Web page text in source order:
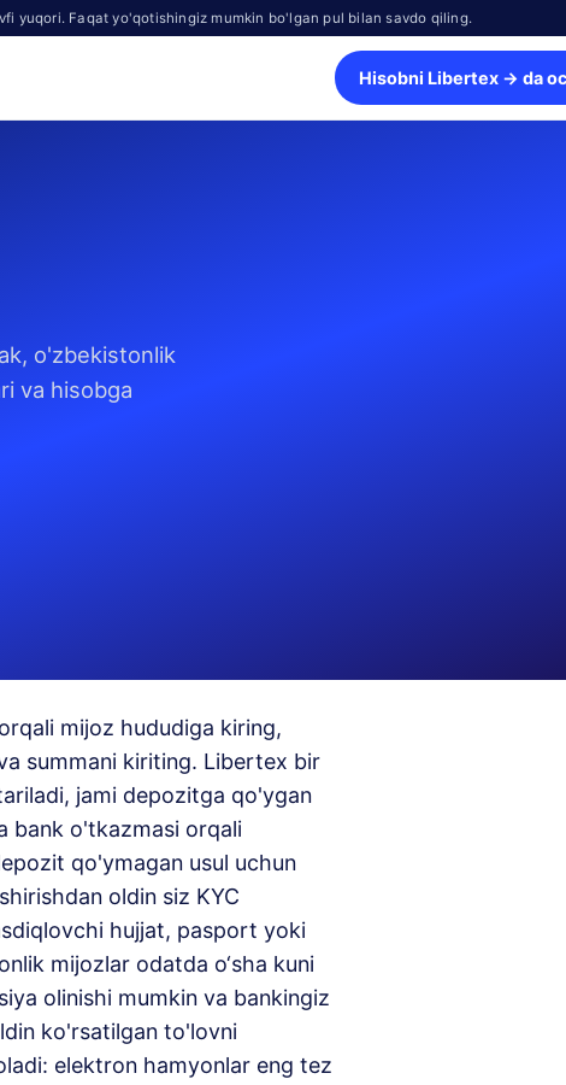
yuqori. Faqat yo'qotishingiz mumkin bo'lgan pul bilan savdo qiling.
Hisobni Libertex → da
o'zbekistonlik
va hisobga
mijoz hududiga kiring,
summani kiriting. Libertex bir
jami depozitga qo'ygan
bank o'tkazmasi orqali
qo'ymagan usul uchun
oldin siz KYC
hujjat, pasport yoki
mijozlar odatda o‘sha kuni
olinishi mumkin va bankingiz
ko'rsatilgan to'lovni
elektron hamyonlar eng tez